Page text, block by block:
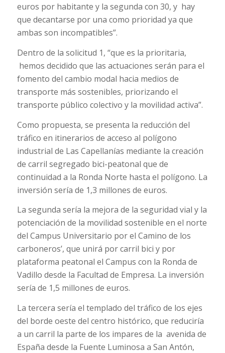
euros por habitante y la segunda con 30, y hay
que decantarse por una como prioridad ya que
ambas son incompatibles”.
Dentro de la solicitud 1, “que es la prioritaria,
hemos decidido que las actuaciones serán para el
fomento del cambio modal hacia medios de
transporte más sostenibles, priorizando el
transporte público colectivo y la movilidad activa”.
Como propuesta, se presenta la reducción del
tráfico en itinerarios de acceso al polígono
industrial de Las Capellanías mediante la creación
de carril segregado bici-peatonal que de
continuidad a la Ronda Norte hasta el polígono. La
inversión sería de 1,3 millones de euros.
La segunda sería la mejora de la seguridad vial y la
potenciación de la movilidad sostenible en el norte
del Campus Universitario por el Camino de los
carboneros’, que unirá por carril bici y por
plataforma peatonal el Campus con la Ronda de
Vadillo desde la Facultad de Empresa. La inversión
sería de 1,5 millones de euros.
La tercera sería el templado del tráfico de los ejes
del borde oeste del centro histórico, que reduciría
a un carril la parte de los impares de la avenida de
España desde la Fuente Luminosa a San Antón,